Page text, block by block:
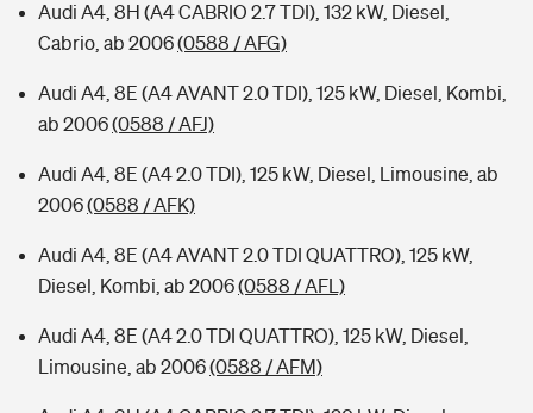
Audi A4, 8H (A4 CABRIO 2.7 TDI), 132 kW, Diesel,
Cabrio, ab 2006(0588 / AFG)
Audi A4, 8E (A4 AVANT 2.0 TDI), 125 kW, Diesel, Kombi,
ab 2006(0588 / AFJ)
Audi A4, 8E (A4 2.0 TDI), 125 kW, Diesel, Limousine, ab
2006(0588 / AFK)
Audi A4, 8E (A4 AVANT 2.0 TDI QUATTRO), 125 kW,
Diesel, Kombi, ab 2006(0588 / AFL)
Audi A4, 8E (A4 2.0 TDI QUATTRO), 125 kW, Diesel,
Limousine, ab 2006(0588 / AFM)